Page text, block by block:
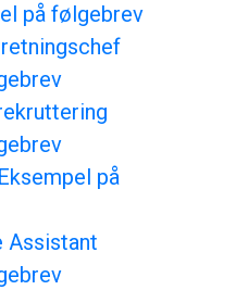
på følgebrev
på
Assistant